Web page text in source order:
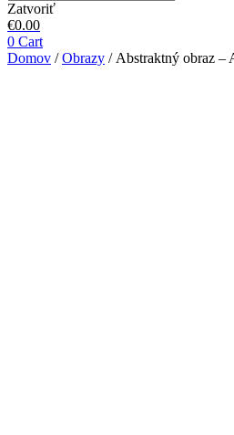
Zatvoriť
€0.00
0 Cart
Domov /Obrazy / Abstraktný obraz –